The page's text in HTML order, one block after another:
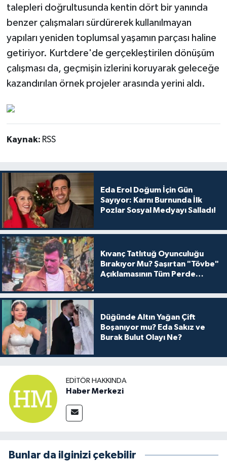
talepleri doğrultusunda kentin dört bir yanında
benzer çalışmaları sürdürerek kullanılmayan
yapıları yeniden toplumsal yaşamın parçası haline
getiriyor. Kurtdere'de gerçekleştirilen dönüşüm
çalışması da, geçmişin izlerini koruyarak geleceğe
kazandırılan örnek projeler arasında yerini aldı.
Kaynak: RSS
Eda Erol Doğum İçin Gün
Sayıyor: Karnı Burnunda İlk
Pozlar Sosyal Medyayı Salladı!
Kıvanç Tatlıtuğ Oyunculuğu
Bırakıyor Mu? Şaşırtan "Tövbe"
Açıklamasının Tüm Perde
Düğünde Altın Yağan Çift
Boşanıyor mu? Eda Sakız ve
Burak Bulut Olayı Ne?
EDITÖR HAKKINDA
Haber Merkezi
Bunlar da ilginizi çekebilir